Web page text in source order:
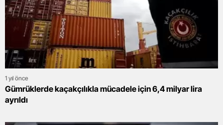
1 yıl önce
Gümrüklerde kaçakçılıkla mücadele için 6,4 milyar lira
ayrıldı